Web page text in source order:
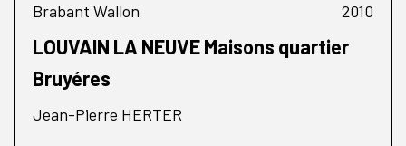
Brabant Wallon 2010
LOUVAIN LA NEUVE Maisons quartier
Bruyéres
Jean-Pierre HERTER